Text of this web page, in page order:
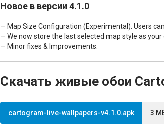
Новое в версии 4.1.0
— Map Size Configuration (Experimental). Users
— We now store the last selected map style as
— Minor fixes & Improvements.
Скачать живые обои
cartogram-live-wallpapers-v4.1.0.apk 3